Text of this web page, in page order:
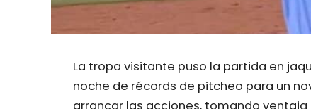
La tropa visitante puso la partida en
noche de récords de pitcheo para un